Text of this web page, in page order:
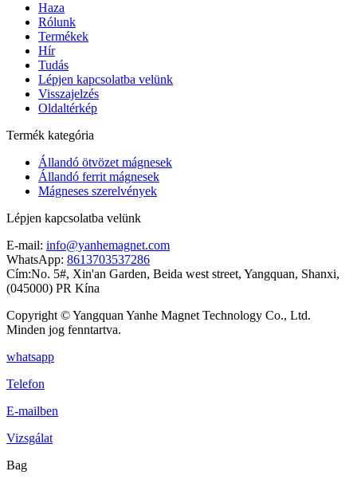
Haza
Rólunk
Termékek
Hír
Tudás
Lépjen kapcsolatba velünk
Visszajelzés
Oldaltérkép
Termék kategória
Állandó ötvözet mágnesek
Állandó ferrit mágnesek
Mágneses szerelvények
Lépjen kapcsolatba velünk
E-mail: info@yanhemagnet.com
WhatsApp: 8613703537286
Cím:No. 5#, Xin'an Garden, Beida west street, Yangquan, Shanxi,
(045000) PR Kína
Copyright © Yangquan Yanhe Magnet Technology Co., Ltd.
Minden jog fenntartva.
whatsapp
Telefon
E-mailben
Vizsgálat
Bag